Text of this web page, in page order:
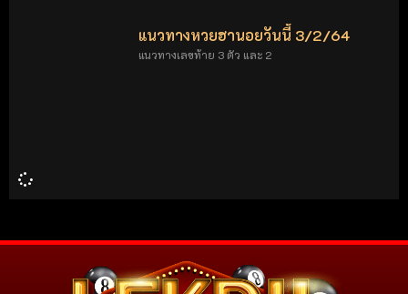
แนวทางหวยฮานอยวันนี้ 3/2/64
แนวทางเลขท้าย 3 ตัว และ 2